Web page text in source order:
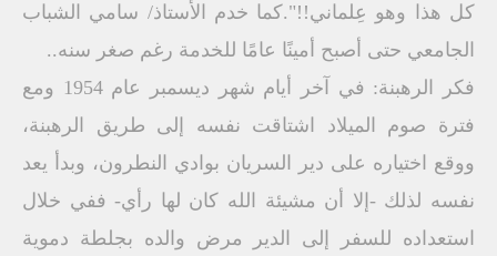
كل هذا وهو عِلماني!!".كما خدم الأستاذ/ سامي الشباب
الجامعي حتى أصبح أمينًا عامًا للخدمة رغم صغر سنه..
فكر الرهبنة: في آخر أيام شهر ديسمبر عام 1954 ومع
فترة صوم الميلاد اشتاقت نفسه إلى طريق الرهبنة،
ووقع اختياره على دير السريان بوادي النطرون، وبدأ يعد
نفسه لذلك -إلا أن مشيئة الله كان لها رأي- ففي خلال
استعداده للسفر إلى الدير مرض والده بجلطة دموية